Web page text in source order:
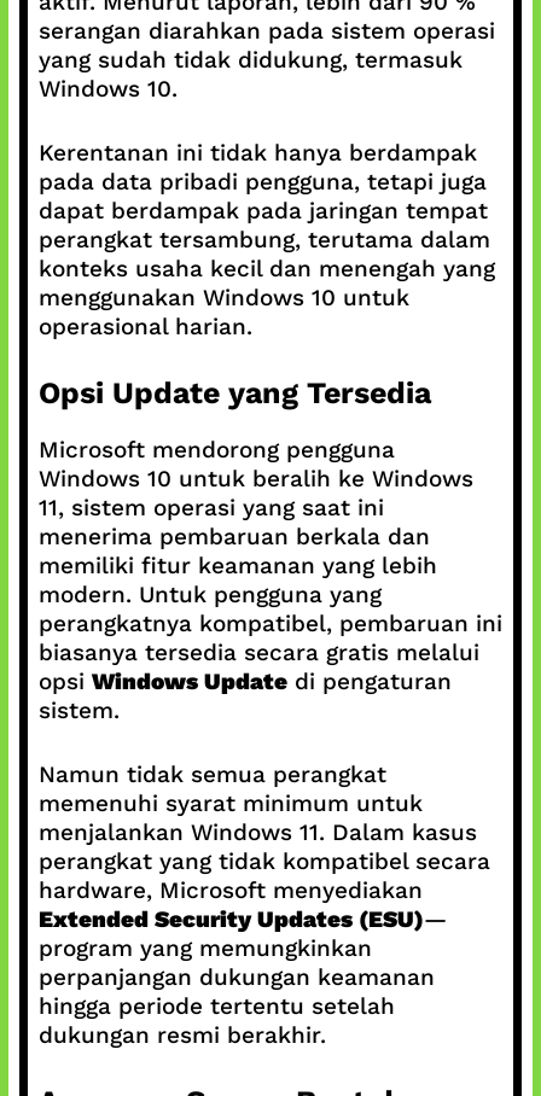
serangan diarahkan pada sistem operasi
yang sudah tidak didukung, termasuk
Windows 10.
Kerentanan ini tidak hanya berdampak
pada data pribadi pengguna, tetapi juga
dapat berdampak pada jaringan tempat
perangkat tersambung, terutama dalam
konteks usaha kecil dan menengah yang
menggunakan Windows 10 untuk
operasional harian.
Opsi Update yang Tersedia
Microsoft mendorong pengguna
Windows 10 untuk beralih ke Windows
11, sistem operasi yang saat ini
menerima pembaruan berkala dan
memiliki fitur keamanan yang lebih
modern. Untuk pengguna yang
perangkatnya kompatibel, pembaruan ini
biasanya tersedia secara gratis melalui
opsi Windows Updatedi pengaturan
sistem.
Namun tidak semua perangkat
memenuhi syarat minimum untuk
menjalankan Windows 11. Dalam kasus
perangkat yang tidak kompatibel secara
hardware, Microsoft menyediakan
Extended Security Updates (ESU)—
program yang memungkinkan
perpanjangan dukungan keamanan
hingga periode tertentu setelah
dukungan resmi berakhir.